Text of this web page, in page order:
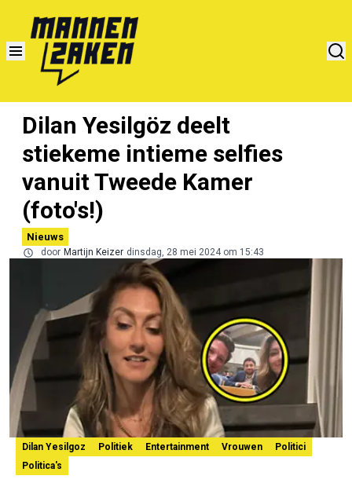
Dilan Yesilgöz deelt
stiekeme intieme selfies
vanuit Tweede Kamer
(foto's!)
Nieuws
door Martijn Keizer dinsdag, 28 mei 2024 om 15:43
Dilan Yesilgoz Politiek Entertainment Vrouwen
Politici
Politica's